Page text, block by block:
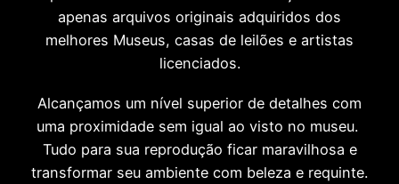
apenas arquivos originais adquiridos dos
melhores Museus, casas de leilões e artistas
licenciados.
Alcançamos um nível superior de detalhes com
uma proximidade sem igual ao visto no museu.
Tudo para sua reprodução ficar maravilhosa e
transformar seu ambiente com beleza e requinte.